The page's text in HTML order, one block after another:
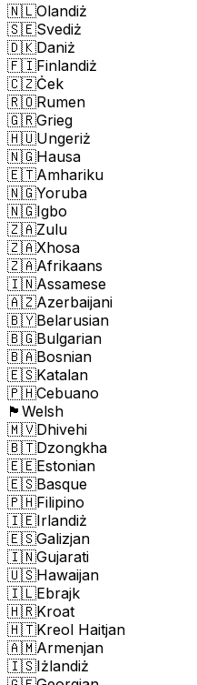
🇳🇱Olandiż
🇸🇪Svediż
🇩🇰Daniż
🇫🇮Finlandiż
🇨🇿Ċek
🇷🇴Rumen
🇬🇷Grieg
🇭🇺Ungeriż
🇳🇬Hausa
🇪🇹Amhariku
🇳🇬Yoruba
🇳🇬Igbo
🇿🇦Zulu
🇿🇦Xhosa
🇿🇦Afrikaans
🇮🇳Assamese
🇦🇿Azerbaijani
🇧🇾Belarusian
🇧🇬Bulgarian
🇧🇦Bosnian
🇪🇸Katalan
🇵🇭Cebuano
🏴󠁧󠁢󠁷󠁬󠁳󠁿 Welsh
🇲🇻Dhivehi
🇧🇹Dzongkha
🇪🇪Estonian
🇪🇸Basque
🇵🇭Filipino
🇮🇪Irlandiż
🇪🇸Galizjan
🇮🇳Gujarati
🇺🇸Hawaijan
🇮🇱Ebrajk
🇭🇷Kroat
🇭🇹Kreol Haitjan
🇦🇲Armenjan
🇮🇸Iżlandiż